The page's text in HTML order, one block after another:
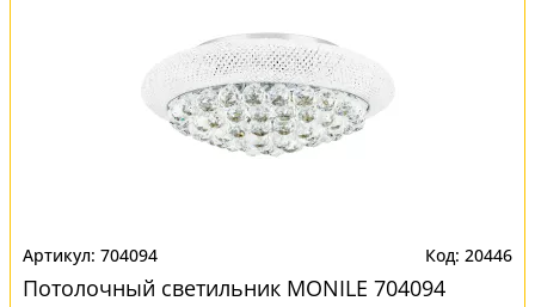
704094 20446
Потолочный светильник MONILE 704094